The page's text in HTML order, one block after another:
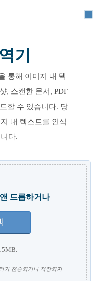
기
통해 이미지 내 텍
, 스캔한 문서, PDF
할 수 있습니다. 당
내 텍스트를 인식
다.
드롭하거나
가 전송되거나 저장되지